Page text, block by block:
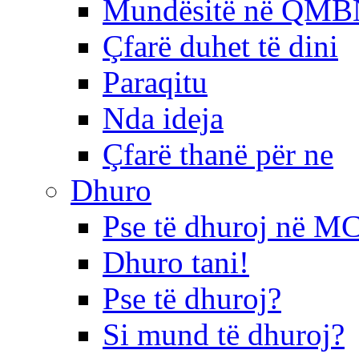
Mundësitë në
Çfarë duhet të dini
Paraqitu
Nda ideja
Çfarë thanë për ne
Dhuro
Pse të dhuroj në
Dhuro tani!
Pse të dhuroj?
Si mund të dhuroj?